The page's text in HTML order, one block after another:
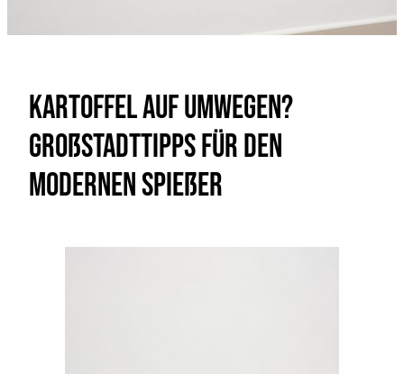
Kartoffel auf Umwegen?
Großstadttipps für den
modernen spießer